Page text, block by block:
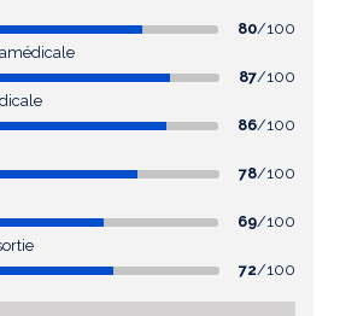
80/100
87/100
86/100
78/100
69/100
72/100